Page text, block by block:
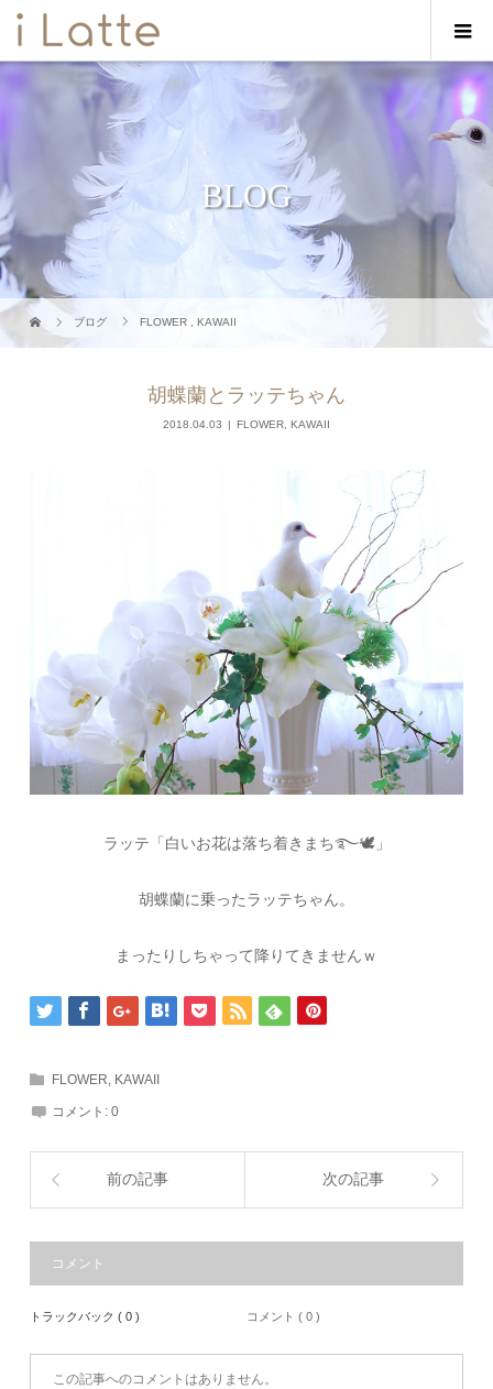
BLOG
ブログ FLOWER ,KAWAII
胡蝶蘭とラッテちゃん
2018.04.03 FLOWER KAWAII
ラッテ「白いお花は落ち着きまち࿐🕊」
胡蝶蘭に乗ったラッテちゃん。
まったりしちゃって降りてきませんｗ
FLOWER, KAWAII
コメント:0
前の記事 次の記事
コメント
トラックバック ( 0 ) コメント ( 0 )
この記事へのコメントはありません。